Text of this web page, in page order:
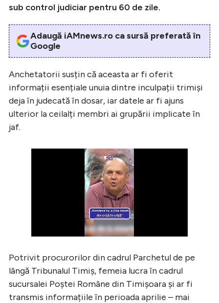
sub control judiciar pentru 60 de zile.
Adaugă iAMnews.ro ca sursă preferată în
Google
Anchetatorii susțin că aceasta ar fi oferit
informații esențiale unuia dintre inculpații trimiși
deja în judecată în dosar, iar datele ar fi ajuns
ulterior la ceilalți membri ai grupării implicate în
jaf.
Potrivit procurorilor din cadrul Parchetul de pe
lângă Tribunalul Timiș, femeia lucra în cadrul
sucursalei Poștei Române din Timișoara și ar fi
transmis informațiile în perioada aprilie – mai